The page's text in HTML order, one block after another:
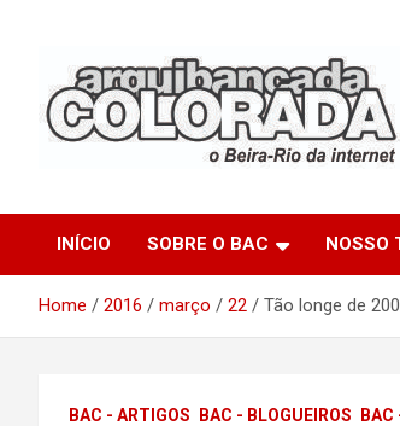
Arquibancada
INÍCIO SOBRE O BAC NOSSO
Home 2016 março 22 Tão longe de
BAC - ARTIGOS BAC - BLOGUEIROS